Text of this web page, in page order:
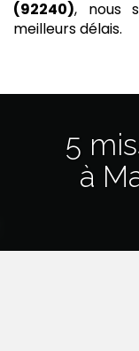
(92240), nous
meilleurs délais.
5
à